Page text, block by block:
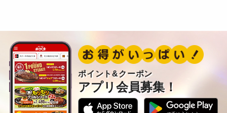
ポイント&クーポン
アプリ会員募集！